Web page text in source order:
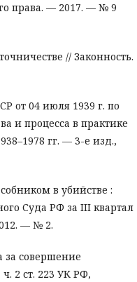
права. — 2017. — № 9
// Законность.
от 04 июля 1939 г. по
и процесса в практике
гг. — 3-е изд.,
в убийстве :
Суда РФ за III квартал
— № 2.
за совершение
2 ст. 223 УК РФ,